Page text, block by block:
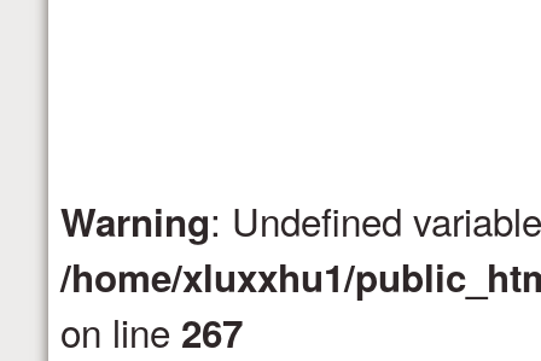
Warning: Undefined
/home/xluxxhu1/
on line 267